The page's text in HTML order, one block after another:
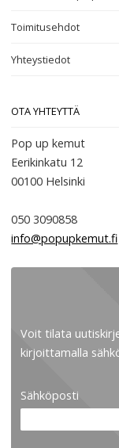
Toimitusehdot
Yhteystiedot
OTA YHTEYTTÄ
Pop up kemut
Eerikinkatu 12
00100 Helsinki
050 3090858
info@popupkemut.fi
Voit tilata
kirjoittamalla
Sähköposti